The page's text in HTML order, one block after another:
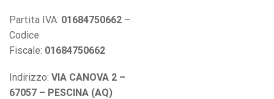
Partita IVA: 01684750662 –
Codice
Fiscale: 01684750662
Indirizzo: VIA CANOVA 2 –
67057 – PESCINA (AQ)